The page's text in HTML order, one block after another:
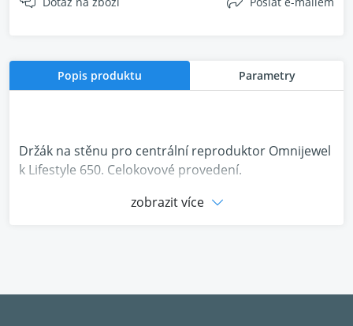
Popis produktu Parametry
Držák na stěnu pro centrální reproduktor Omnijewel
k Lifestyle 650. Celokovové provedení.
zobrazit více